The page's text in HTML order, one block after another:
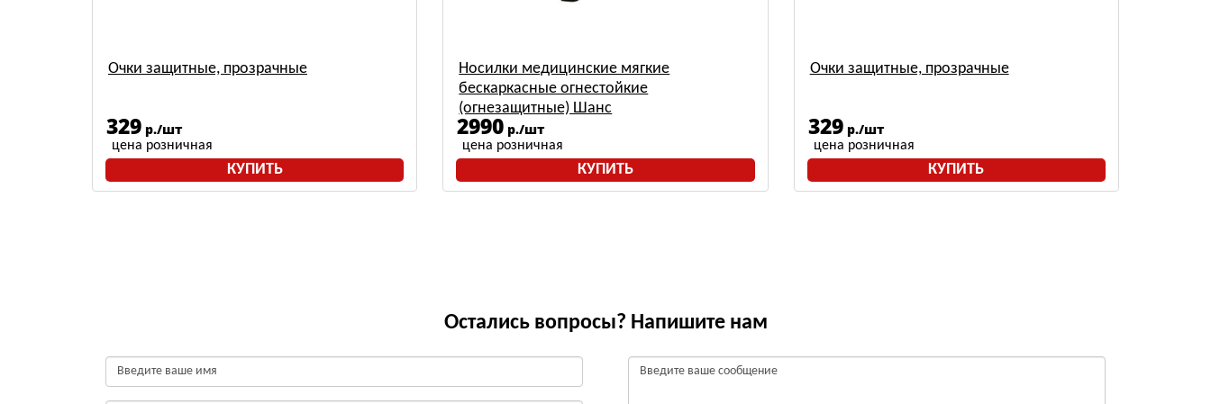
Очки защитные, прозрачные
329 р./шт
цена розничная
КУПИТЬ
Носилки медицинские мягкие
бескаркасные огнестойкие
(огнезащитные) Шанс
2990 р./шт
цена розничная
КУПИТЬ
Очки защитные, прозрачные
329 р./шт
цена розничная
КУПИТЬ
Остались вопросы? Напишите нам